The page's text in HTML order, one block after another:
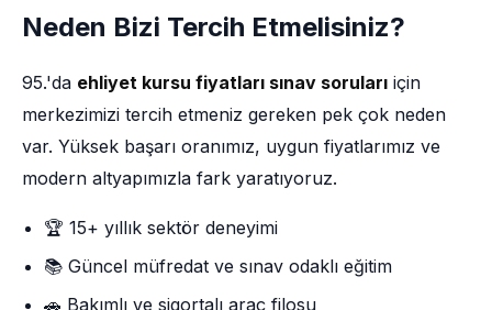
Neden Bizi Tercih Etmelisiniz?
95.'da ehliyet kursu fiyatları sınav soruları için
merkezimizi tercih etmeniz gereken pek çok neden
var. Yüksek başarı oranımız, uygun fiyatlarımız ve
modern altyapımızla fark yaratıyoruz.
🏆 15+ yıllık sektör deneyimi
📚 Güncel müfredat ve sınav odaklı eğitim
🚗 Bakımlı ve sigortalı araç filosu